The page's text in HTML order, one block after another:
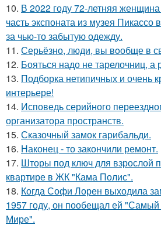
10. В 2022 году 72-летняя
часть экспоната из музея
за чью-то забытую одежду.
11. Серьёзно, люди, вы вoобще в
12. Бояться надо не тарелочниц, а
13. Подборка нетипичных и очень
интерьере!
14. Исповедь серийного
организатора пространств.
15. Сказочный замок гарибальди.
16. Наконец - то закончили ремонт.
17. Шторы под ключ для взрослой
квартире в ЖК "Кама Полис".
18. Когда Софи Лорен выходила
1957 году, он пообещал ей
Мире".